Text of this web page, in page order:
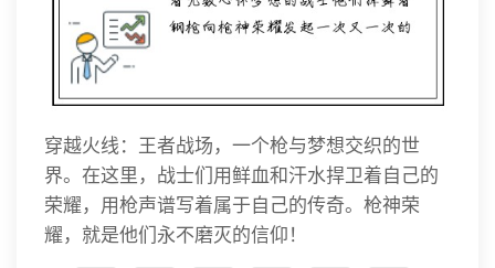
穿越火线：王者战场，一个枪与梦想交织的世
界。在这里，战士们用鲜血和汗水捍卫着自己的
荣耀，用枪声谱写着属于自己的传奇。枪神荣
耀，就是他们永不磨灭的信仰！